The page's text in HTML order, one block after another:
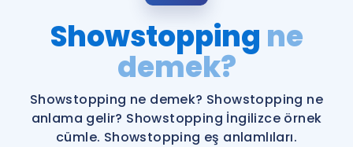
Şifremi Hatırlamıyorum
Katılımcı Görüşleri
Faydalı Araçlar
Ücretsiz Kaynaklar
İngilizce Gramer
Showstopping ne
demek?
Showstopping ne demek? Showstopping ne
anlama gelir? Showstopping İngilizce örnek
cümle. Showstopping eş anlamlıları.